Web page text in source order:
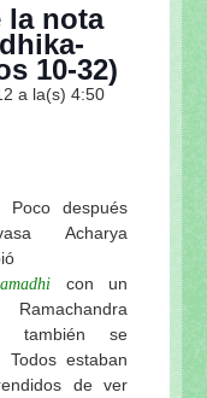
“El encuentro en
del Ratha-yatra"
anterior: Las formas
"En el camino a
tithi 2011 de
sattva Das
de Visuddha-sattva Das
sakhi de Visuddha-
de Visuddha-
Jagannatha de
de Visuddha-sattva
la nota
10-32)
a la(s) 4:50
después
Acharya
con un
Ramachandra
también se
Todos estaban
de ver